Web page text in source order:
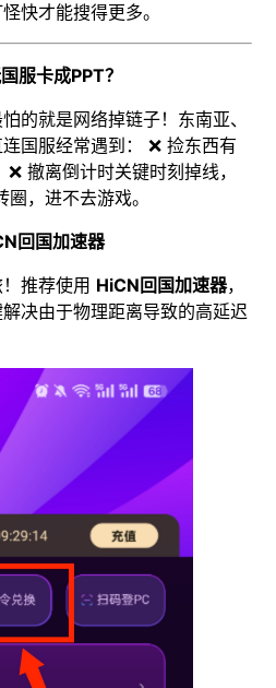
快才能搜得更多。
服卡成PPT？
的就是网络掉链子！东南亚、
国服经常遇到： ❌ 捡东西有
撤离倒计时关键时刻掉线，
，进不去游戏。
回国加速器
推荐使用 HiCN回国加速器，
决由于物理距离导致的高延迟